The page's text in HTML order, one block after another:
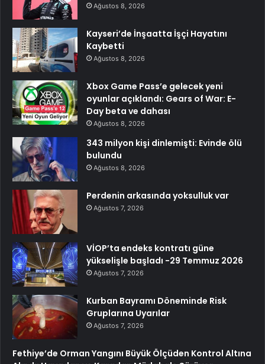
Ağustos 8, 2026
Kayseri’de İnşaatta İşçi Hayatını
Kaybetti
Ağustos 8, 2026
Xbox Game Pass’e gelecek yeni
oyunlar açıklandı: Gears of War: E-
Day beta ve dahası
Ağustos 8, 2026
343 milyon kişi dinlemişti: Evinde ölü
bulundu
Ağustos 8, 2026
Perdenin arkasında yoksulluk var
Ağustos 7, 2026
VİOP’ta endeks kontratı güne
yükselişle başladı -29 Temmuz 2026
Ağustos 7, 2026
Kurban Bayramı Döneminde Risk
Gruplarına Uyarılar
Ağustos 7, 2026
Fethiye’de Orman Yangını Büyük Ölçüden Kontrol Altına